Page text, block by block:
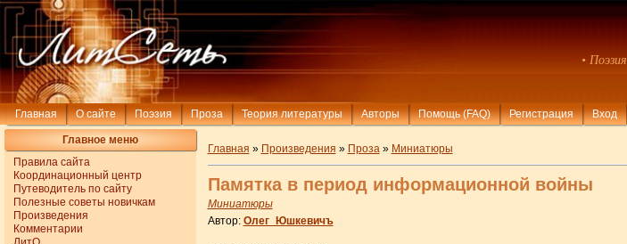
• Поэзия
Главная О сайте Поэзия Проза Теория литературы Авторы Помощь (FAQ) Регистрация Вход
Главное меню
Правила сайта
Координационный центр
Путеводитель по сайту
Полезные советы новичкам
Произведения
Комментарии
Главная » Произведения » Проза » Миниатюры
Памятка в период информационной войны
Миниатюры
Автор: Олег_Юшкевичъ